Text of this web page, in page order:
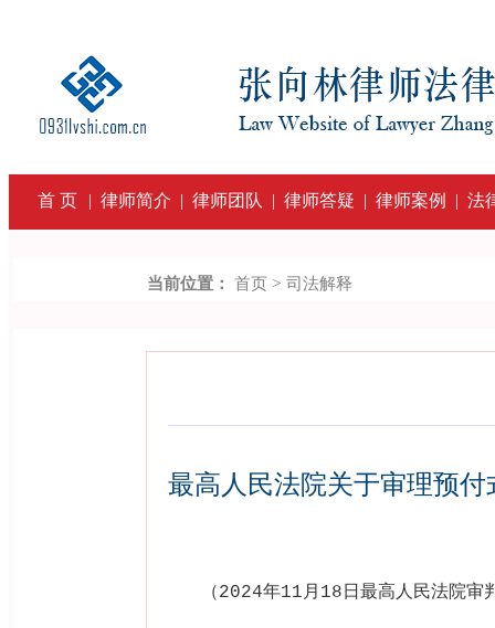
首 页 | 律师简介 | 律师团队 | 律师答疑 | 律师案例 | 法
当前位置： 首页 > 司法解释
最高人民法院关于审理预
（2024年11月 18 日最高人民法院审